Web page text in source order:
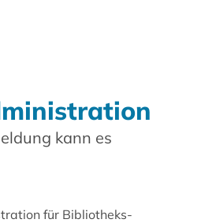
kann es
für Bibliotheks-